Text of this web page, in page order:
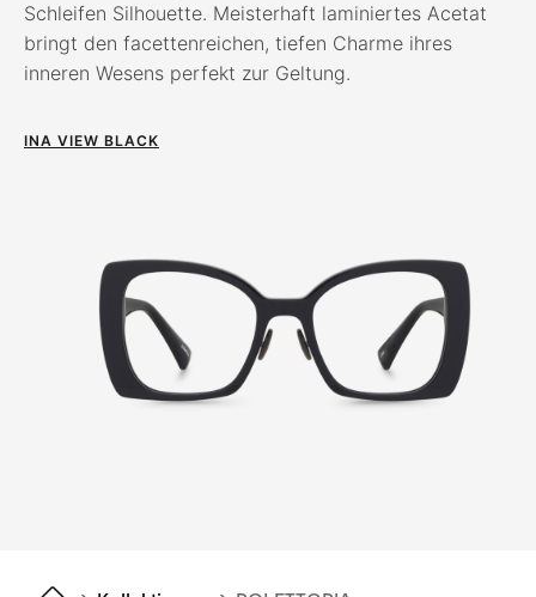
Schleifen Silhouette. Meisterhaft laminiertes Acetat
bringt den facettenreichen, tiefen Charme ihres
inneren Wesens perfekt zur Geltung.
INA VIEW BLACK